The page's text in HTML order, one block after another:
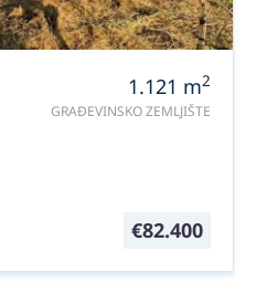
1.121 m2
GRAĐEVINSKO ZEMLJIŠTE
€82.400